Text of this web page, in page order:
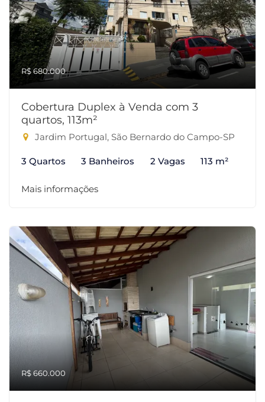
R$ 680.000
Cobertura Duplex à Venda com 3
quartos, 113m²
Jardim Portugal, São Bernardo do Campo-SP
3 Quartos 3 Banheiros 2 Vagas 113 m²
Mais informações
R$ 660.000